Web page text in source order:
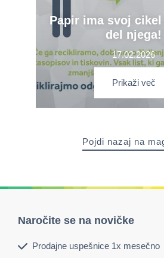
Papir ima svoj
del njega!
17.02.2026
Prikaži več
Pojdi nazaj na
Naročite se na novičke
Prodajne uspešnice 1x mesečno